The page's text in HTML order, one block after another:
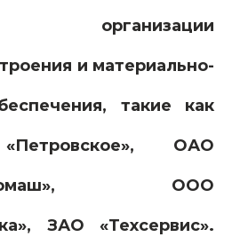
и материально-
такие как
ОАО
ООО
, ЗАО «Техсервис».